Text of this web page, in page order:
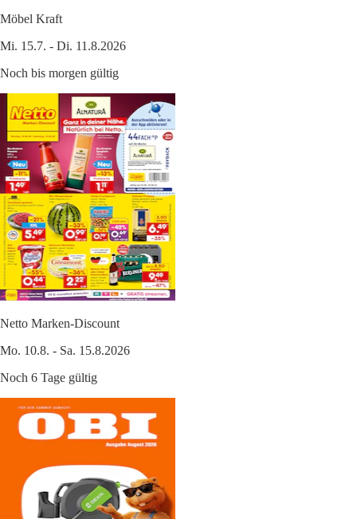
Möbel Kraft
Mi. 15.7. - Di. 11.8.2026
Noch bis morgen gültig
Netto Marken-Discount
Mo. 10.8. - Sa. 15.8.2026
Noch 6 Tage gültig